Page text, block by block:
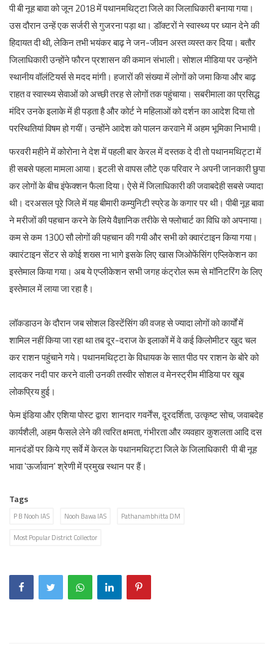
पी बी नूह बावा को जून 2018 में पथानमथिट्‌टा जिले का जिलाधिकारी बनाया गया।
उस दौरान उन्हें एक सर्जरी से गुजरना पड़ा था। डॉक्टरों ने स्वास्थ्य पर ध्यान देने की
हिदायत दी थी, लेकिन तभी भयंकर बाढ़ ने जन-जीवन अस्त व्यस्त कर दिया। बतौर
जिलाधिकारी उन्होंने फौरन प्रशासन की कमान संभाली। सोशल मीडिया पर उन्होंने
स्थानीय वॉलंटियर्स से मदद मांगी। हजारों की संख्या में लोगों को जमा किया और बाढ़
राहत व स्वास्थ्य सेवाओं को अच्छी तरह से लोगों तक पहुंचाया। सबरीमाला का प्रसिद्ध
मंदिर उनके इलाके में ही पड़ता है और कोर्ट ने महिलाओं को दर्शन का आदेश दिया तो
परस्थितियां विषम हो गयीं। उन्होंने आदेश को पालन करवाने में अहम भूमिका निभायी।
फरवरी महीने में कोरोना ने देश में पहली बार केरल में दस्तक दे दी तो पथानमथिट्टा में
ही सबसे पहला मामला आया। इटली से वापस लौटे एक परिवार ने अपनी जानकारी छुपा
कर लोगों के बीच इंफेक्शन फैला दिया। ऐसे में जिलाधिकारी की जवाबदेही सबसे ज्यादा
थी। दरअसल पूरे जिले में यह बीमारी कम्युनिटी स्प्रेड के कगार पर थी। पीबी नूह बावा
ने मरीजों की पहचान करने के लिये वैज्ञानिक तरीके से फ्लोचार्ट का विधि को अपनाया।
कम से कम 1300 सौ लोगों की पहचान की गयी और सभी को क्वारंटाइन किया गया।
क्वारंटाइन सेंटर से कोई शख्स ना भागे इसके लिए खास जिओफेंसिंग एप्लिकेशन का
इस्तेमाल किया गया। अब ये एप्लीकेशन सभी जगह कंट्रोल रूम से मॉनिटरिंग के लिए
इस्तेमाल में लाया जा रहा है।
लॉकडाउन के दौरान जब सोशल डिस्टेंसिंग की वजह से ज्यादा लोगों को कार्यों में
शामिल नहीं किया जा रहा था तब दूर-दराज के इलाकों में वे कई किलोमीटर खुद चल
कर राशन पहुंचाने गये। पथानमथिट्टा के विधायक के सात पीठ पर राशन के बोरे को
लादकर नदी पार करने वाली उनकी तस्वीर सोशल व मेनस्ट्रीम मीडिया पर खूब
लोकप्रिय हुई।
फेम इंडिया और एशिया पोस्ट द्वारा शानदार गवर्नेंस, दूरदर्शिता, उत्कृष्ट सोच, जवाबदेह
कार्यशैली, अहम फैसले लेने की त्वरित क्षमता, गंभीरता और व्यवहार कुशलता आदि दस
मानदंडों पर किये गए सर्वे में केरल के पथानमथिट्टा जिले के जिलाधिकारी पी बी नूह
भावा 'ऊर्जावान' श्रेणी में प्रमुख स्थान पर हैं।
Tags
P B Nooh IAS Nooh Bawa IAS Pathanambhitta DM
Most Popular District Collector